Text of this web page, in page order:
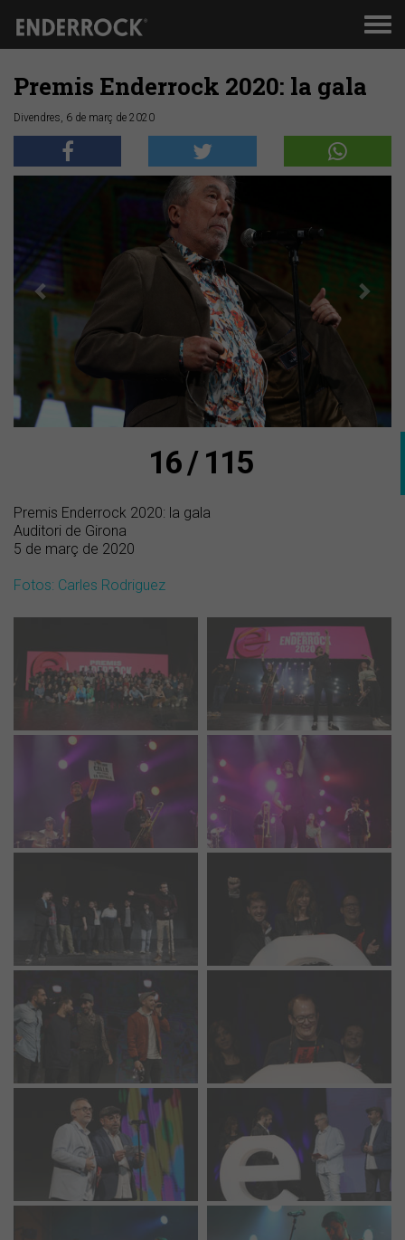
Premis Enderrock 2020: la gala
Divendres, 6 de març de 2020
Anterior
16 / 115
Premis Enderrock 2020: la gala
Auditori de Girona
5 de març de 2020
Fotos: Carles Rodriguez